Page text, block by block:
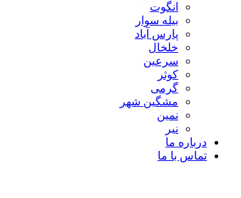
انگوت
بیله سوار
پارس آباد
خلخال
سرعین
کوثر
گرمی
مشگین شهر
نمین
نیر
درباره ما
تماس با ما